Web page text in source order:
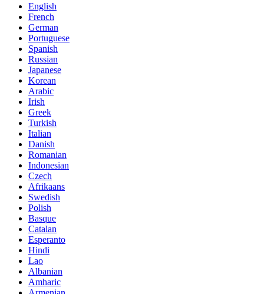
English
French
German
Portuguese
Spanish
Russian
Japanese
Korean
Arabic
Irish
Greek
Turkish
Italian
Danish
Romanian
Indonesian
Czech
Afrikaans
Swedish
Polish
Basque
Catalan
Esperanto
Hindi
Lao
Albanian
Amharic